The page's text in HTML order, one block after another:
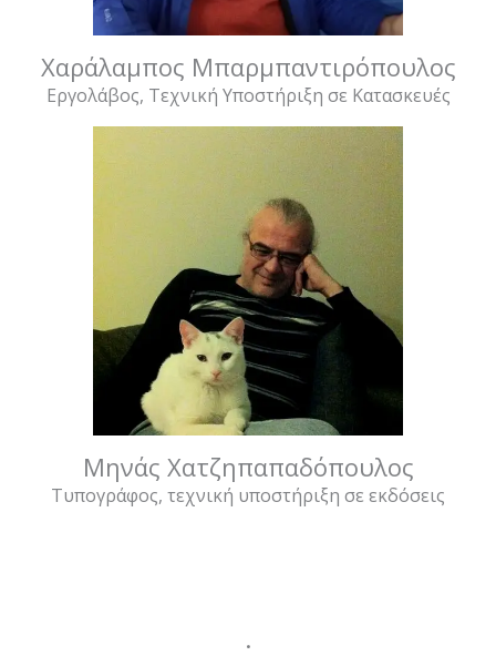
Χαράλαμπος Μπαρμπαντιρόπουλος
Εργολάβος, Τεχνική Υποστήριξη σε Κατασκευές
Μηνάς Χατζηπαπαδόπουλος
Τυπογράφος, τεχνική υποστήριξη σε εκδόσεις
.